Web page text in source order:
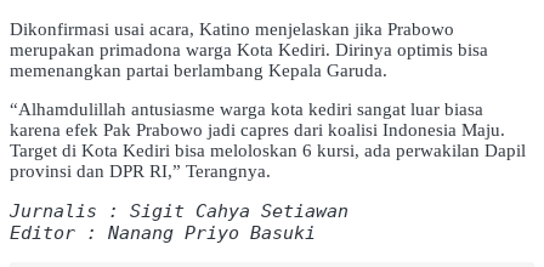
Dikonfirmasi usai acara, Katino menjelaskan jika Prabowo
merupakan primadona warga Kota Kediri. Dirinya optimis bisa
memenangkan partai berlambang Kepala Garuda.
“Alhamdulillah antusiasme warga kota kediri sangat luar biasa
karena efek Pak Prabowo jadi capres dari koalisi Indonesia Maju.
Target di Kota Kediri bisa meloloskan 6 kursi, ada perwakilan Dapil
provinsi dan DPR RI,” Terangnya.
Jurnalis : Sigit Cahya Setiawan
Editor : Nanang Priyo Basuki